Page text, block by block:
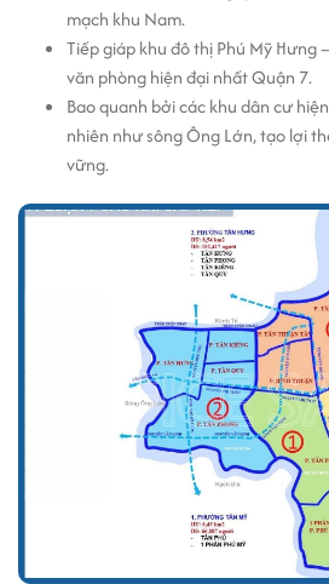
mạch khu Nam.
Tiếp giáp khu đô thị Phú Mỹ Hưng
văn phòng hiện đại nhất Quận 7.
Bao quanh bởi các khu dân cư
nhiên như sông Ông Lớn, tạo lợi
vững.